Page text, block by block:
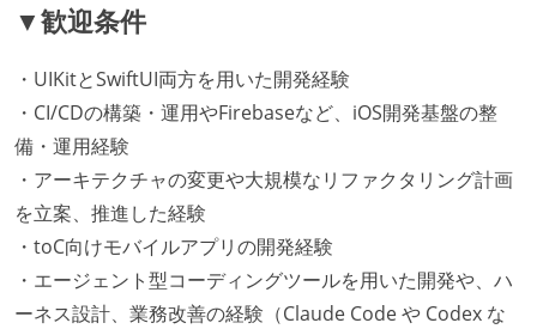
▼歓迎条件
・UIKitとSwiftUI両方を用いた開発経験
・CI/CDの構築・運用やFirebaseなど、iOS開発基盤の整
備・運用経験
・アーキテクチャの変更や大規模なリファクタリング計画
を立案、推進した経験
・toC向けモバイルアプリの開発経験
・エージェント型コーディングツールを用いた開発や、ハ
ーネス設計、業務改善の経験（Claude Code や Codex な